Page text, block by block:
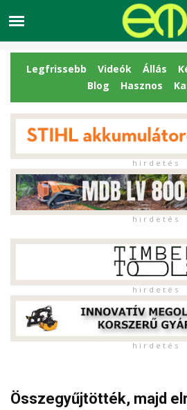
Legfrissebb Videók Állás
Blog
Hasznos
h i r d e t é s
h i r d e t é s
h i r d e t é s
h i r d e t é s
Összegyűjtötték, majd